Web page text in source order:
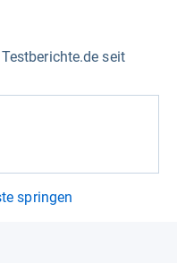
seit
springen